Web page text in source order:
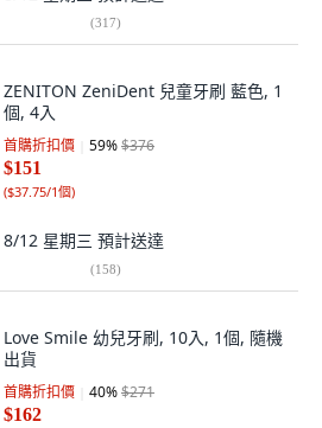
(317)
ZENITON ZeniDent 兒童牙刷 藍色, 1
個, 4入
首購折扣價 59%$376
$151
($37.75/1個)
8/12 星期三 預計送達
(158)
Love Smile 幼兒牙刷, 10入, 1個, 隨機
出貨
首購折扣價 40%$271
$162